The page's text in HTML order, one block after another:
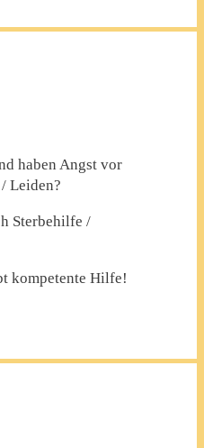
haben Angst vor
Leiden?
Sterbehilfe /
kompetente Hilfe!